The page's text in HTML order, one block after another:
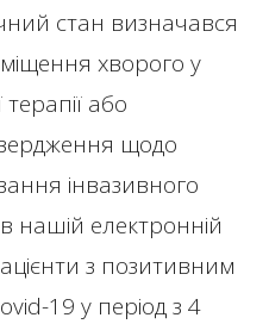
стан визначався
хворого у
терапії або
щодо
інвазивного
нашій електронній
з позитивним
19 у період з 4